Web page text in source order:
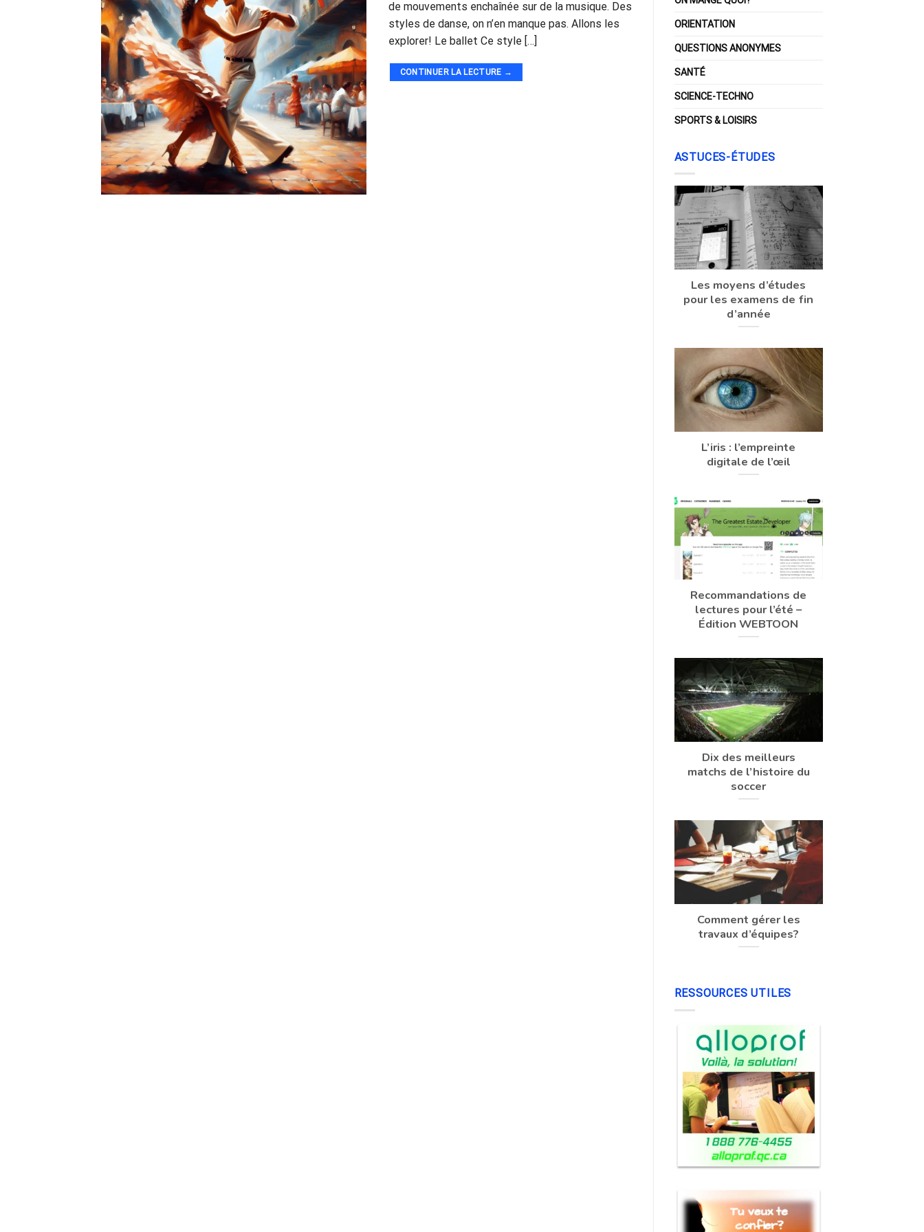
de mouvements enchaînée sur de la musique. Des
styles de danse, on n’en manque pas. Allons les
explorer! Le ballet Ce style […]
CONTINUER LA LECTURE →
ORIENTATION
QUESTIONS ANONYMES
SANTÉ
SCIENCE-TECHNO
SPORTS & LOISIRS
ASTUCES-ÉTUDES
Les moyens d’études
pour les examens de fin
d’année
L’iris : l’empreinte
digitale de l’œil
Recommandations de
lectures pour l’été –
Édition WEBTOON
Dix des meilleurs
matchs de l’histoire du
soccer
Comment gérer les
travaux d’équipes?
RESSOURCES UTILES